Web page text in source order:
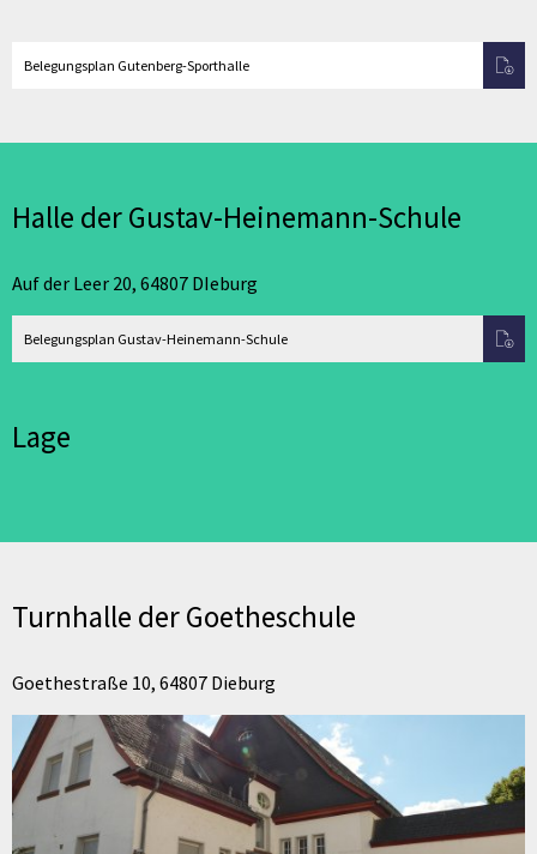
Belegungsplan Gutenberg-Sporthalle
Halle der Gustav-Heinemann-Schule
Auf der Leer 20, 64807 DIeburg
Belegungsplan Gustav-Heinemann-Schule
Lage
Turnhalle der Goetheschule
Goethestraße 10, 64807 Dieburg